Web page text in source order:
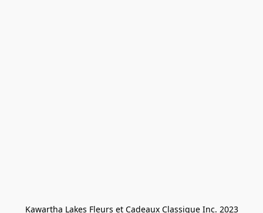
Kawartha Lakes Fleurs et Cadeaux Classique Inc. 2023